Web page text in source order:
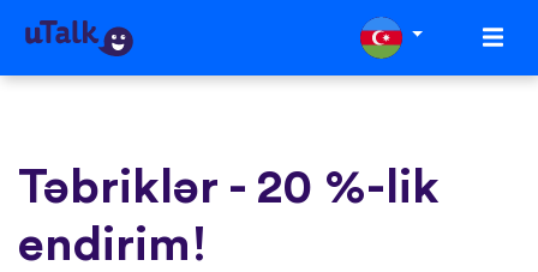
Təbriklər - 20 %-lik
endirim!